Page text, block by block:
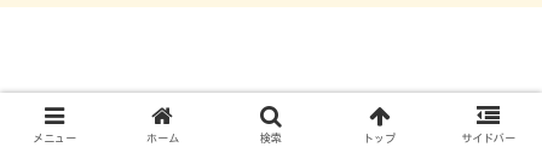
メニュー ホーム 検索 トップ サイドバー